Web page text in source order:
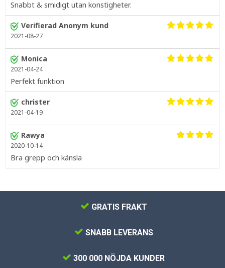
Snabbt & smidigt utan konstigheter.
Verifierad Anonym kund
2021-08-27
Monica
2021-04-24
Perfekt funktion
christer
2021-04-19
Rawya
2020-10-14
Bra grepp och känsla
GRATIS FRAKT
SNABB LEVERANS
300 000 NÖJDA KUNDER